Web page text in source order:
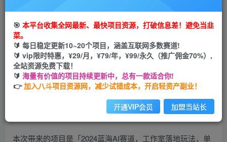
立即购买
本次带来的项目是「2024蓝海AI赛道，工作室落地玩法，单
🎯 本平台收集全网最新、最快项目资源，打破信息差！避免当韭
菜。
🔰 每日稳定更新10~20个项目，涵盖互联网多数赛道!
🔰 vip限时特惠，¥29/月，¥79/年，¥99/永久（推广佣金70%）,
全站资源免费下载！
🔰 海量有价值的项目持续更新中，总有一款适合你!
👉加入八斗项目资源网，减少试错成本，开启轻资产副业！
开通VIP会员 加盟当站长